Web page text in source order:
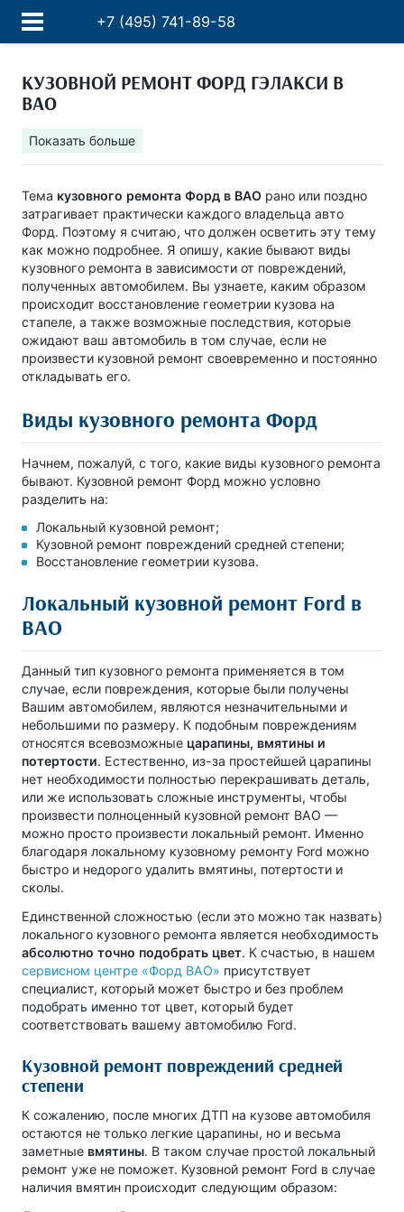
+7 (495) 741-89-58
КУЗОВНОЙ РЕМОНТ ФОРД ГЭЛАКСИ В
ВАО
Показать больше
Тема кузовного ремонта Форд в ВАО рано или поздно
затрагивает практически каждого владельца авто
Форд. Поэтому я считаю, что должен осветить эту тему
как можно подробнее. Я опишу, какие бывают виды
кузовного ремонта в зависимости от повреждений,
полученных автомобилем. Вы узнаете, каким образом
происходит восстановление геометрии кузова на
стапеле, а также возможные последствия, которые
ожидают ваш автомобиль в том случае, если не
произвести кузовной ремонт своевременно и постоянно
откладывать его.
Виды кузовного ремонта Форд
Начнем, пожалуй, с того, какие виды кузовного ремонта
бывают. Кузовной ремонт Форд можно условно
разделить на:
Локальный кузовной ремонт;
Кузовной ремонт повреждений средней степени;
Восстановление геометрии кузова.
Локальный кузовной ремонт Ford в
ВАО
Данный тип кузовного ремонта применяется в том
случае, если повреждения, которые были получены
Вашим автомобилем, являются незначительными и
небольшими по размеру. К подобным повреждениям
относятся всевозможные царапины, вмятины и
потертости. Естественно, из-за простейшей царапины
нет необходимости полностью перекрашивать деталь,
или же использовать сложные инструменты, чтобы
произвести полноценный кузовной ремонт ВАО —
можно просто произвести локальный ремонт. Именно
благодаря локальному кузовному ремонту Ford можно
быстро и недорого удалить вмятины, потертости и
сколы.
Единственной сложностью (если это можно так назвать)
локального кузовного ремонта является необходимость
абсолютно точно подобрать цвет. К счастью, в нашем
сервисном центре «Форд ВАО» присутствует
специалист, который может быстро и без проблем
подобрать именно тот цвет, который будет
соответствовать вашему автомобилю Ford.
Кузовной ремонт повреждений средней
степени
К сожалению, после многих ДТП на кузове автомобиля
остаются не только легкие царапины, но и весьма
заметные вмятины. В таком случае простой локальный
ремонт уже не поможет. Кузовной ремонт Ford в случае
наличия вмятин происходит следующим образом: